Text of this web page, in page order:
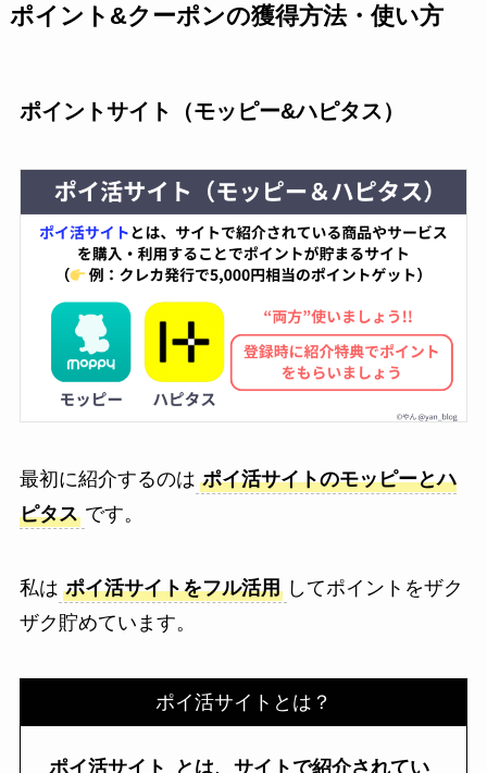
ポイント&クーポンの獲得方法・使い方
ポイントサイト（モッピー&ハピタス）
最初に紹介するのは ポイ活サイトのモッピーとハ
ピタス です。
私は ポイ活サイトをフル活用 してポイントをザク
ザク貯めています。
ポイ活サイトとは？
ポイ活サイト とは、サイトで紹介されてい